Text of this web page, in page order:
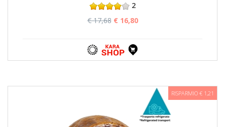
2
€ 17,68 € 16,80
RISPARMIO € 1,21